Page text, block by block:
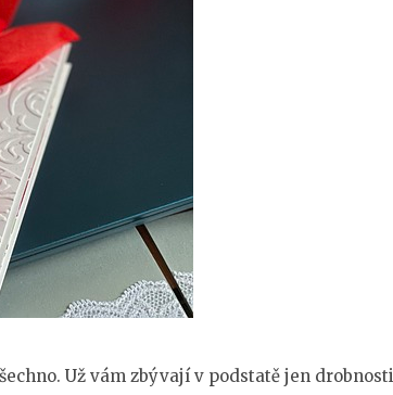
Už vám zbývají v podstatě jen drobnosti